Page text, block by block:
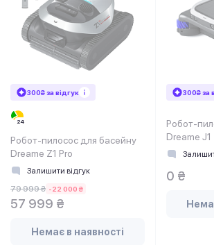
300₴ за відгук
Робот-пилосос для басейну
Dreame Z1 Pro
Залишити відгук
79 999 ₴ -22 000 ₴
57 999 ₴
Немає в наявності
300₴ за
Робот-
Dreame J1
0 ₴